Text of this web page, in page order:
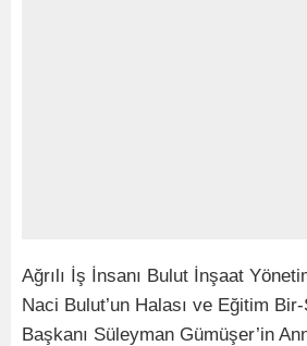
Ağrılı İş İnsanı Bulut İnşaat
Naci Bulut’un Halası ve Eğitim
Başkanı Süleyman Gümüşer’in